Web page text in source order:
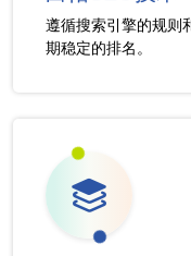
遵循搜索引擎的规则
期稳定的排名。